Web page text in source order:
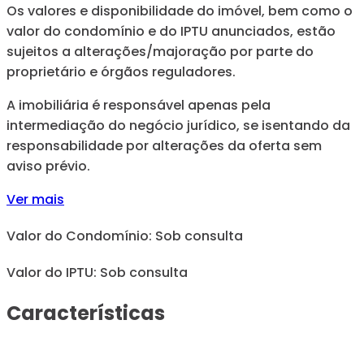
Os valores e disponibilidade do imóvel, bem como o
valor do condomínio e do IPTU anunciados, estão
sujeitos a alterações/majoração por parte do
proprietário e órgãos reguladores.
A imobiliária é responsável apenas pela
intermediação do negócio jurídico, se isentando da
responsabilidade por alterações da oferta sem
aviso prévio.
Ver mais
Valor do Condomínio: Sob consulta
Valor do IPTU: Sob consulta
Características